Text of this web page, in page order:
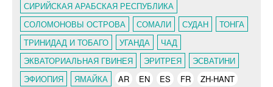
СИРИЙСКАЯ АРАБСКАЯ РЕСПУБЛИКА
СОЛОМОНОВЫ ОСТРОВА
СОМАЛИ СУДАН
ТОНГА
ТРИНИДАД И ТОБАГО
УГАНДА
ЧАД
ЭКВАТОРИАЛЬНАЯ ГВИНЕЯ
ЭРИТРЕЯ
ЭСВАТИНИ
ЭФИОПИЯ
ЯМАЙКА AR EN ES FR ZH-HANT